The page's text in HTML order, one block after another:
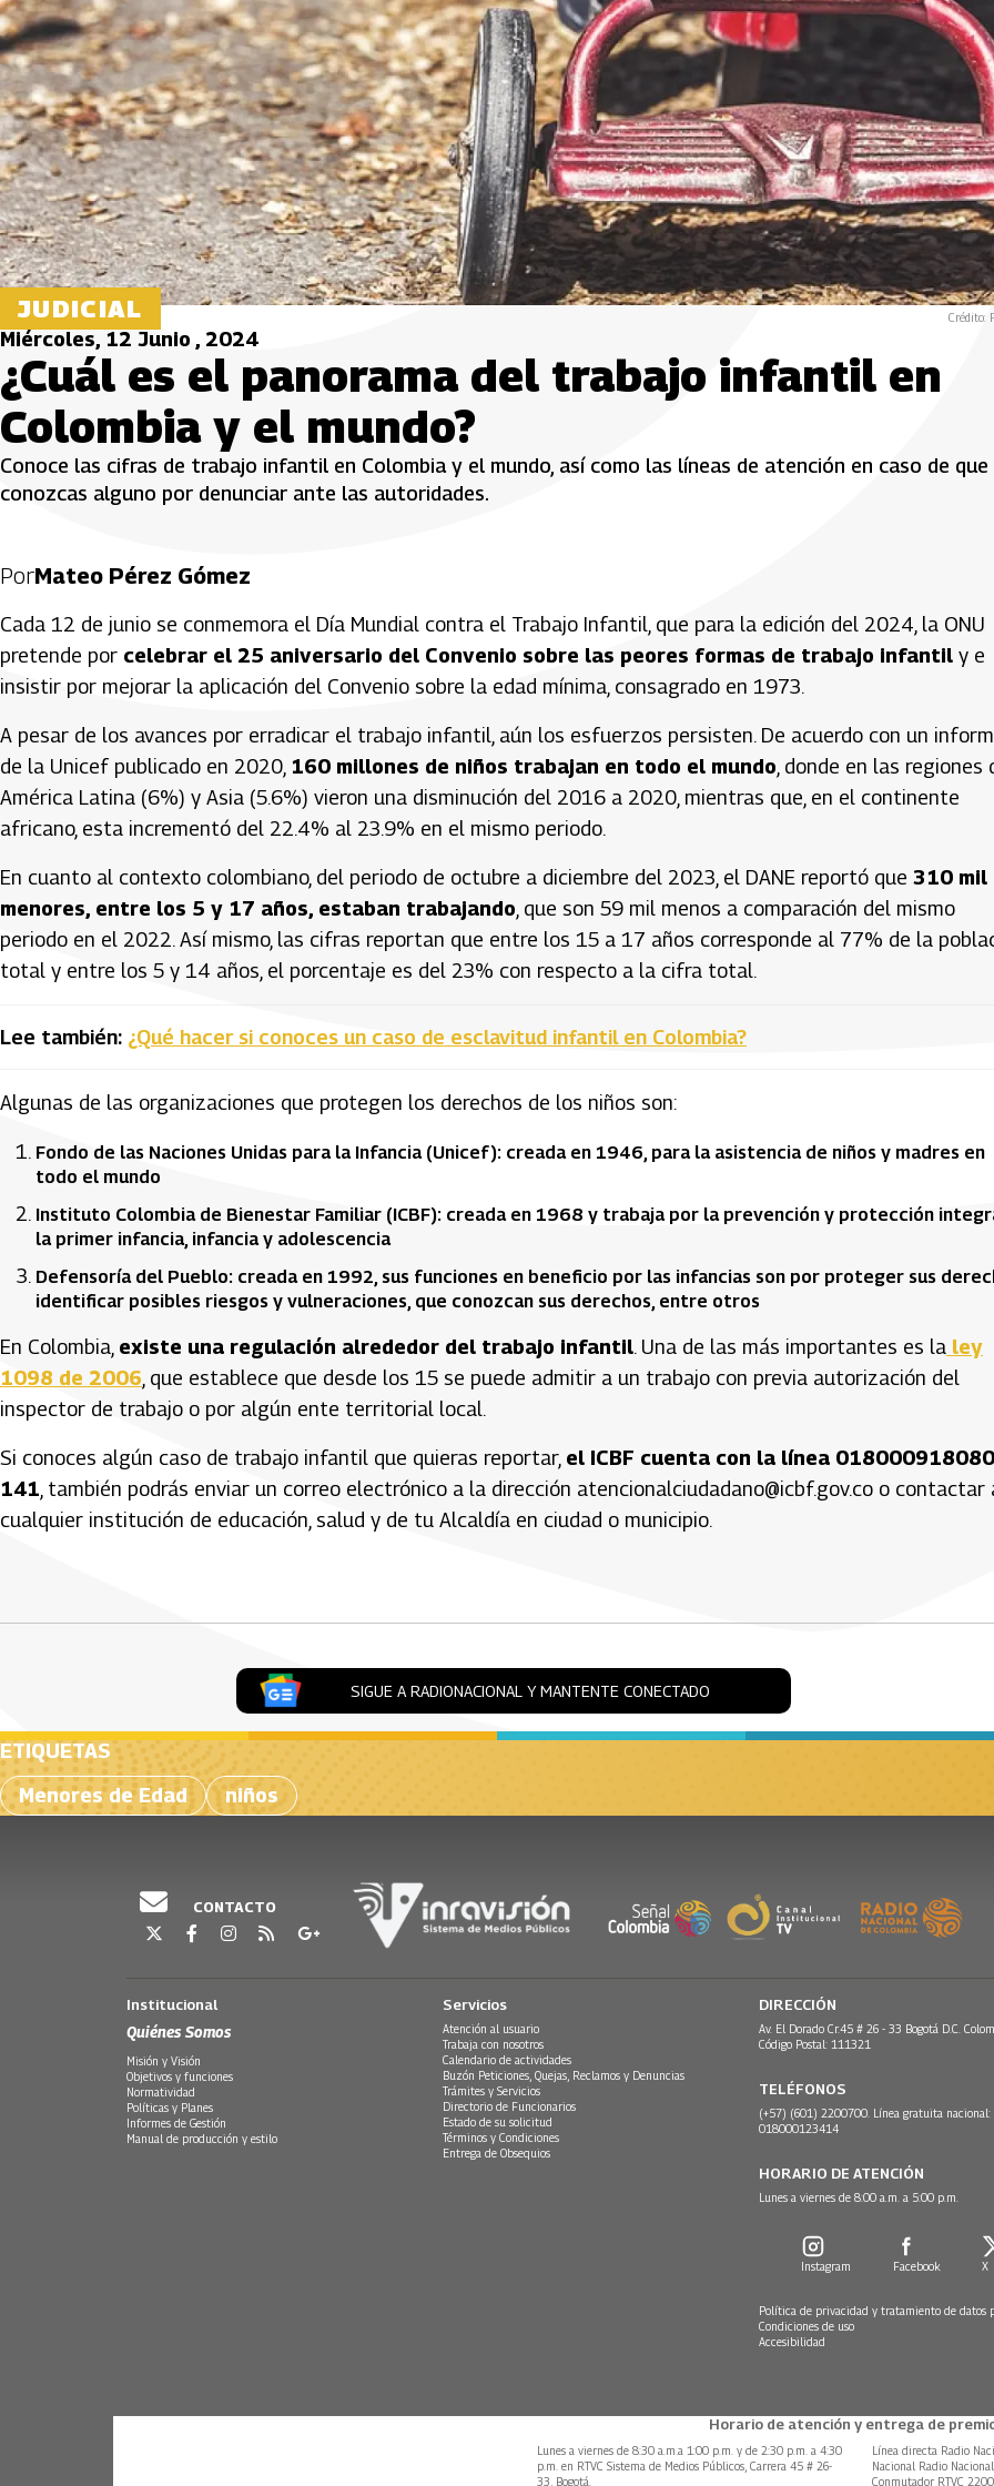
JUDICIAL Crédito:
Miércoles, 12 Junio , 2024
¿Cuál es el panorama del trabajo infantil en
Colombia y el mundo?
Conoce las cifras de trabajo infantil en Colombia y el mundo, así como las líneas de atención en caso de que
conozcas alguno por denunciar ante las autoridades.
PorMateo Pérez Gómez
Cada 12 de junio se conmemora el Día Mundial contra el Trabajo Infantil, que para la edición del 2024, la ONU
pretende por celebrar el 25 aniversario del Convenio sobre las peores formas de trabajo infantil y e
insistir por mejorar la aplicación del Convenio sobre la edad mínima, consagrado en 1973.
A pesar de los avances por erradicar el trabajo infantil, aún los esfuerzos persisten. De acuerdo con un
de la Unicef publicado en 2020, 160 millones de niños trabajan en todo el mundo , donde en las regiones
América Latina (6%) y Asia (5.6%) vieron una disminución del 2016 a 2020, mientras que, en el continente
africano, esta incrementó del 22.4% al 23.9% en el mismo periodo.
En cuanto al contexto colombiano, del periodo de octubre a diciembre del 2023, el DANE reportó que 310 mil
menores, entre los 5 y 17 años, estaban trabajando , que son 59 mil menos a comparación del mismo
periodo en el 2022. Así mismo, las cifras reportan que entre los 15 a 17 años corresponde al 77% de la
total y entre los 5 y 14 años, el porcentaje es del 23% con respecto a la cifra total.
Lee también: ¿Qué hacer si conoces un caso de esclavitud infantil en Colombia?
Algunas de las organizaciones que protegen los derechos de los niños son:
Fondo de las Naciones Unidas para la Infancia (Unicef): creada en 1946, para la asistencia de niños y madres en
todo el mundo
Instituto Colombia de Bienestar Familiar (ICBF): creada en 1968 y trabaja por la prevención y protección
la primer infancia, infancia y adolescencia
Defensoría del Pueblo: creada en 1992, sus funciones en beneficio por las infancias son por proteger sus
identificar posibles riesgos y vulneraciones, que conozcan sus derechos, entre otros
En Colombia, existe una regulación alrededor del trabajo infantil. Una de las más importantes es la ley
1098 de 2006 , que establece que desde los 15 se puede admitir a un trabajo con previa autorización del
inspector de trabajo o por algún ente territorial local.
Si conoces algún caso de trabajo infantil que quieras reportar, el ICBF cuenta con la línea
141 , también podrás enviar un correo electrónico a la dirección atencionalciudadano@icbf.gov.co o contactar
cualquier institución de educación, salud y de tu Alcaldía en ciudad o municipio.
SIGUE A RADIONACIONAL Y MANTENTE CONECTADO
ETIQUETAS
Menores de Edad
niños
CONTACTO
Institucional
Quiénes Somos
Misión y Visión
Objetivos y funciones
Normatividad
Políticas y Planes
Informes de Gestión
Manual de producción y estilo
Servicios
Atención al usuario
Trabaja con nosotros
Calendario de actividades
Buzón Peticiones, Quejas, Reclamos y Denuncias
Trámites y Servicios
Directorio de Funcionarios
Estado de su solicitud
Términos y Condiciones
Entrega de Obsequios
DIRECCIÓN
Av. El Dorado Cr.45 # 26 - 33 Bogotá D.C.
Código Postal: 111321
TELÉFONOS
(+57) (601) 2200700. Línea gratuita nacional:
018000123414
HORARIO DE ATENCIÓN
Lunes a viernes de 8:00 a.m. a 5:00 p.m.
Instagram Facebook X
Política de privacidad y tratamiento de datos
Condiciones de uso
Accesibilidad
Horario de atención y entrega de
Lunes a viernes de 8:30 a.m.a 1:00 p.m. y de 2:30 p.m. a 4:30
p.m. en RTVC Sistema de Medios Públicos, Carrera 45 # 26-
33, Bogotá.
Línea directa Radio
Nacional Radio
Conmutador RTVC